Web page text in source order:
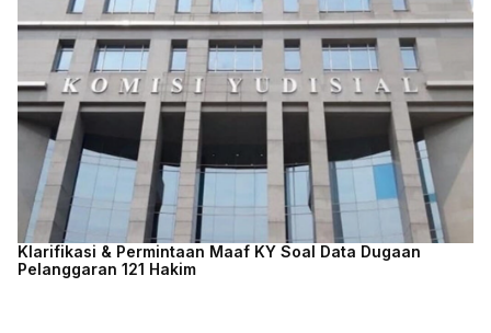
Klarifikasi & Permintaan Maaf KY Soal Data Dugaan
Pelanggaran 121 Hakim